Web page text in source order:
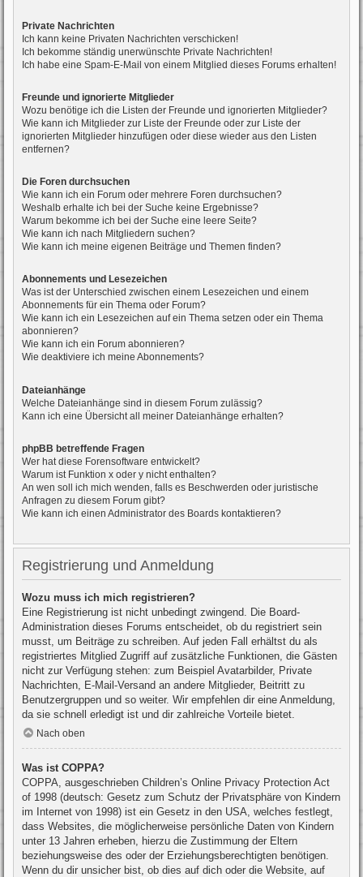
Private Nachrichten
Ich kann keine Privaten Nachrichten verschicken!
Ich bekomme ständig unerwünschte Private Nachrichten!
Ich habe eine Spam-E-Mail von einem Mitglied dieses Forums erhalten!
Freunde und ignorierte Mitglieder
Wozu benötige ich die Listen der Freunde und ignorierten Mitglieder?
Wie kann ich Mitglieder zur Liste der Freunde oder zur Liste der
ignorierten Mitglieder hinzufügen oder diese wieder aus den Listen
entfernen?
Die Foren durchsuchen
Wie kann ich ein Forum oder mehrere Foren durchsuchen?
Weshalb erhalte ich bei der Suche keine Ergebnisse?
Warum bekomme ich bei der Suche eine leere Seite?
Wie kann ich nach Mitgliedern suchen?
Wie kann ich meine eigenen Beiträge und Themen finden?
Abonnements und Lesezeichen
Was ist der Unterschied zwischen einem Lesezeichen und einem
Abonnements für ein Thema oder Forum?
Wie kann ich ein Lesezeichen auf ein Thema setzen oder ein Thema
abonnieren?
Wie kann ich ein Forum abonnieren?
Wie deaktiviere ich meine Abonnements?
Dateianhänge
Welche Dateianhänge sind in diesem Forum zulässig?
Kann ich eine Übersicht all meiner Dateianhänge erhalten?
phpBB betreffende Fragen
Wer hat diese Forensoftware entwickelt?
Warum ist Funktion x oder y nicht enthalten?
An wen soll ich mich wenden, falls es Beschwerden oder juristische
Anfragen zu diesem Forum gibt?
Wie kann ich einen Administrator des Boards kontaktieren?
Registrierung und Anmeldung
Wozu muss ich mich registrieren?
Eine Registrierung ist nicht unbedingt zwingend. Die Board-
Administration dieses Forums entscheidet, ob du registriert sein
musst, um Beiträge zu schreiben. Auf jeden Fall erhältst du als
registriertes Mitglied Zugriff auf zusätzliche Funktionen, die Gästen
nicht zur Verfügung stehen: zum Beispiel Avatarbilder, Private
Nachrichten, E-Mail-Versand an andere Mitglieder, Beitritt zu
Benutzergruppen und so weiter. Wir empfehlen dir eine Anmeldung,
da sie schnell erledigt ist und dir zahlreiche Vorteile bietet.
Nach oben
Was ist COPPA?
COPPA, ausgeschrieben Children’s Online Privacy Protection Act
of 1998 (deutsch: Gesetz zum Schutz der Privatsphäre von Kindern
im Internet von 1998) ist ein Gesetz in den USA, welches festlegt,
dass Websites, die möglicherweise persönliche Daten von Kindern
unter 13 Jahren erheben, hierzu die Zustimmung der Eltern
beziehungsweise des oder der Erziehungsberechtigten benötigen.
Wenn du dir unsicher bist, ob dies auf dich oder die Website, auf